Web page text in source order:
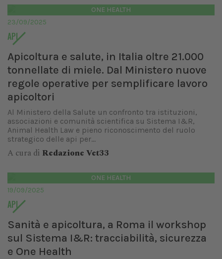
ONE HEALTH
23/09/2025
API
Apicoltura e salute, in Italia oltre 21.000
tonnellate di miele. Dal Ministero nuove
regole operative per semplificare lavoro
apicoltori
Al Ministero della Salute un confronto tra istituzioni,
associazioni e comunità scientifica su Sistema I&R,
Animal Health Law e pieno riconoscimento del ruolo
strategico delle api per...
A cura di Redazione Vet33
ONE HEALTH
19/09/2025
API
Sanità e apicoltura, a Roma il workshop
sul Sistema I&R: tracciabilità, sicurezza
e One Health